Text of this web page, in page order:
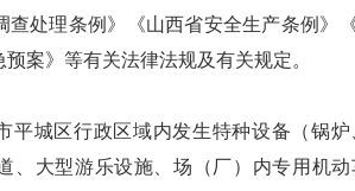
查处理条例》《山西省安全生产条例》
案》等有关法律法规及有关规定。
平城区行政区域内发生特种设备（锅
、大型游乐设施、场（厂）内专用机